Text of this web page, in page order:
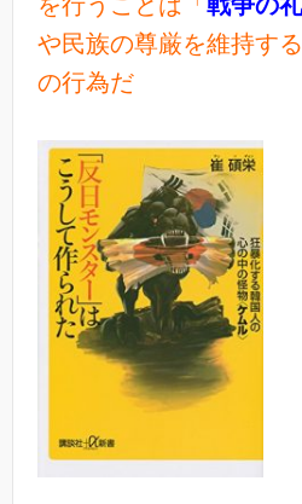
や民族の尊厳を維持す
の行為だ